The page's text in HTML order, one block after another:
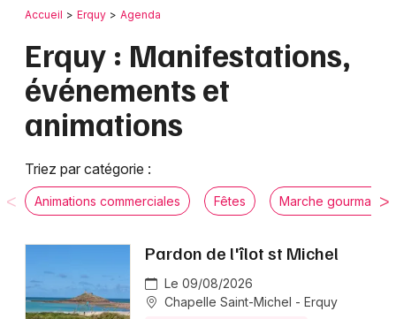
Publier un événement
Grands événements
Activité & Expérience
Manifestations
Spectacles
Bordeaux
Colmar
Lille
Marseille
Nantes
Retour
Accueil Erquy Agenda
Erquy : Manifestations,
événements et
animations
Triez par catégorie :
Animations commerciales Fêtes Marche gourmande
Pardon de l'îlot st Michel
Le 09/08/2026
Chapelle Saint-Michel - Erquy
Où ?
Partout
Près de moi Changer de lieu
Quand ?
Aujourd'hui
Demain Ce week-end